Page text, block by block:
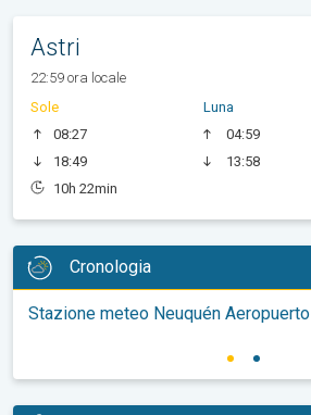
Astri
22:59 ora locale
Sole
08:27
18:49
10h 22min
Luna
04:59
13:58
Cronologia
Stazione meteo Neuquén Aeropuerto